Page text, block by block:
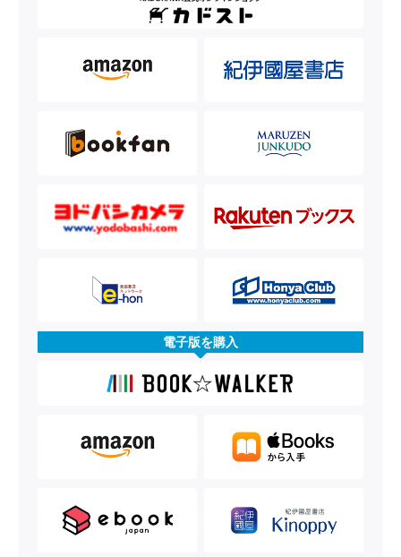
電子版を購入